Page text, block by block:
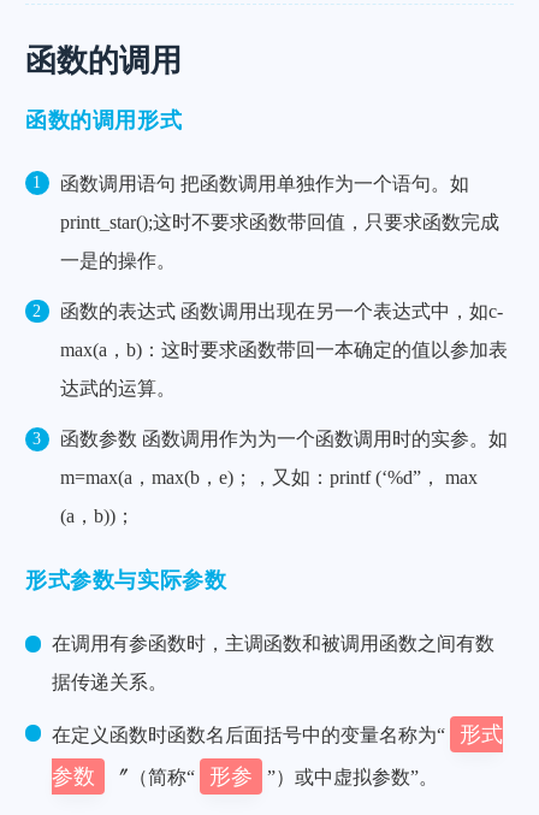
函数的调用
函数的调用形式
函数调用语句 把函数调用单独作为一个语句。如
printt_star();这时不要求函数带回值，只要求函数完成
一是的操作。
函数的表达式 函数调用出现在另一个表达式中，如c-
max(a，b)：这时要求函数带回一本确定的值以参加表
达武的运算。
函数参数 函数调用作为为一个函数调用时的实参。如
m=max(a，max(b，e)；，又如：printf (‘%d”， max
(a，b))；
形式参数与实际参数
在调用有参函数时，主调函数和被调用函数之间有数
据传递关系。
在定义函数时函数名后面括号中的变量名称为“
形式
参数
〞（简称“ 形参 ”）或中虚拟参数”。